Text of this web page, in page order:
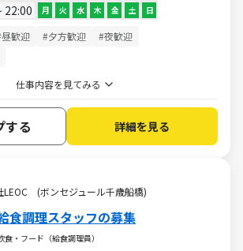
22:00 月 火 水 木 金 土 日
歓迎 #夕方歓迎
#夜歓迎
仕事内容を見てみる
する 詳細を見る
(ボンセジュール千歳船橋)
食調理スタッフの募集
食・フード（給食調理員）